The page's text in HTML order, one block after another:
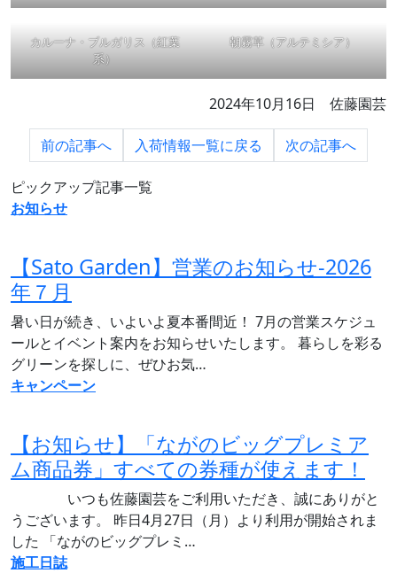
カルーナ・ブルガリス（紅葉
系）
朝霧草（アルテミシア）
2024年10月16日 佐藤園芸
前の記事へ 入荷情報一覧に戻る 次の記事へ
ピックアップ記事一覧
お知らせ
【Sato Garden】営業のお知らせ‐2026
年７月
暑い日が続き、いよいよ夏本番間近！ 7月の営業スケジュ
ールとイベント案内をお知らせいたします。 暮らしを彩る
グリーンを探しに、ぜひお気…
キャンペーン
【お知らせ】「ながのビッグプレミア
ム商品券」すべての券種が使えます！
いつも佐藤園芸をご利用いただき、誠にありがと
うございます。 昨日4月27日（月）より利用が開始されま
した 「ながのビッグプレミ…
施工日誌